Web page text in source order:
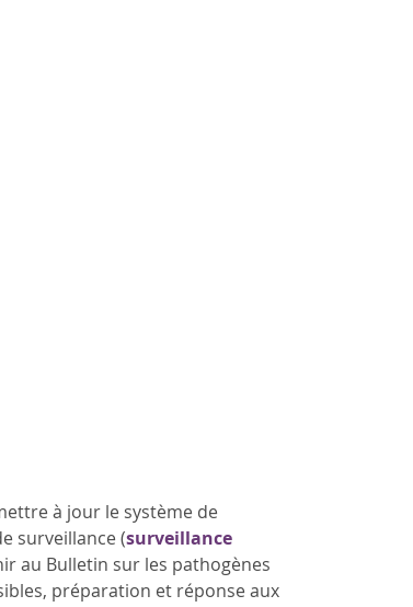
à jour le système de
surveillance (surveillance
au Bulletin sur les pathogènes
préparation et réponse aux